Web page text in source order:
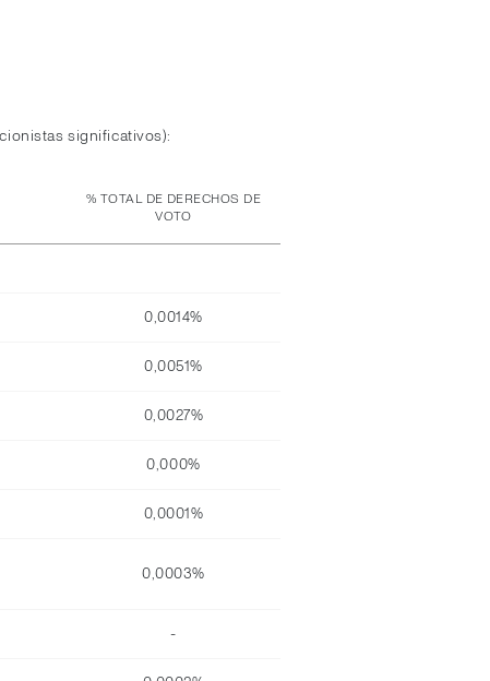
significativos):
% TOTAL DE DERECHOS DE
VOTO
0,0014%
0,0051%
0,0027%
0,000%
0,0001%
0,0003%
-